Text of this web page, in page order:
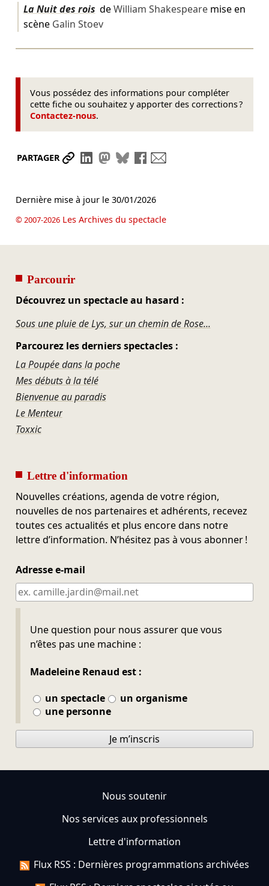
La Nuit des rois deWilliam Shakespearemise en
scène Galin Stoev
Vous possédez des informations pour compléter
cette fiche ou souhaitez y apporter des corrections ?
Contactez-nous.
PARTAGER Partager le lien
Partager sur LinkedIn
Partager sur Mastodon
Partager sur Bluesky
Partager sur Facebook
Dernière mise à jour le 30/01/2026
© 2007-2026Les Archives du spectacle
Parcourir
Découvrez un spectacle au hasard :
Sous une pluie de Lys, sur un chemin de Rose...
Parcourez les derniers spectacles :
La Poupée dans la poche
Mes débuts à la télé
Bienvenue au paradis
Le Menteur
Toxxic
Lettre d'information
Nouvelles créations, agenda de votre région,
nouvelles de nos partenaires et adhérents, recevez
toutes ces actualités et plus encore dans notre
lettre d’information. N’hésitez pas à vous abonner !
Adresse e-mail
Une question pour nous assurer que vous
n’êtes pas une machine :
Madeleine Renaud est :
un spectacle
un organisme
une personne
Ne pas remplir
Je m’inscris
Nous soutenir
Nos services aux professionnels
Lettre d'information
Flux RSS : Dernières programmations archivées